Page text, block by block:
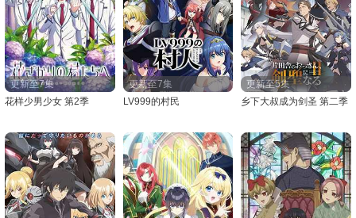
更新至7集
花样少男少女 第2季
更新至7集
LV999的村民
更新至5集
乡下大叔成为剑圣 第二季